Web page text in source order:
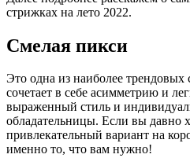
стрижках на лето 2022.
Смелая пикси
Это одна из наиболее трендовых
сочетает в себе асимметрию и
выраженный стиль и
обладательницы. Если вы давно
привлекательный вариант на
именно то, что вам нужно!